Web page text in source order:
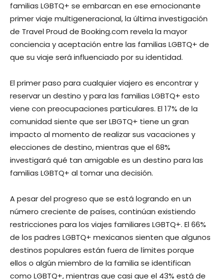
familias LGBTQ+ se embarcan en ese emocionante
primer viaje multigeneracional, la última investigación
de Travel Proud de Booking.com revela la mayor
conciencia y aceptación entre las familias LGBTQ+ de
que su viaje será influenciado por su identidad.
El primer paso para cualquier viajero es encontrar y
reservar un destino y para las familias LGBTQ+ esto
viene con preocupaciones particulares. El 17% de la
comunidad siente que ser LBGTQ+ tiene un gran
impacto al momento de realizar sus vacaciones y
elecciones de destino, mientras que el 68%
investigará qué tan amigable es un destino para las
familias LGBTQ+ al tomar una decisión.
A pesar del progreso que se está logrando en un
número creciente de países, continúan existiendo
restricciones para los viajes familiares LGBTQ+. El 66%
de los padres LGBTQ+ mexicanos sienten que algunos
destinos populares están fuera de límites porque
ellos o algún miembro de la familia se identifican
como LGBTQ+, mientras que casi que el 43% está de